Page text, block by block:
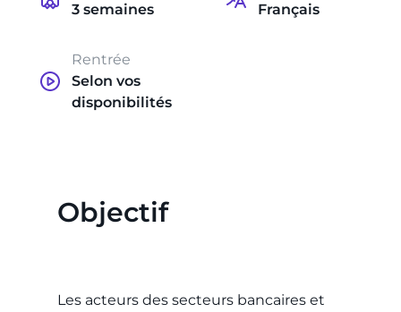
3 semaines
Français
Rentrée
Selon vos
disponibilités
Objectif
Les acteurs des secteurs bancaires et